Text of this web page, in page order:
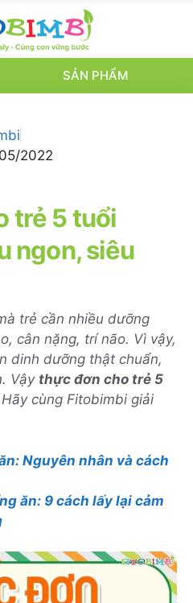
SẢN PHẨM
2022
trẻ 5 tuổi
ngon, siêu
trẻ cần nhiều dưỡng
cân nặng, trí não. Vì vậy,
dinh dưỡng thật chuẩn,
Vậy thực đơn cho trẻ 5
cùng Fitobimbi giải
Nguyên nhân và cách
ăn: 9 cách lấy lại cảm